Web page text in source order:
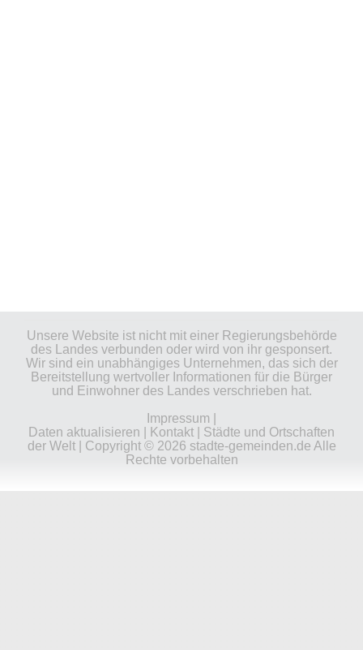
Unsere Website ist nicht mit einer Regierungsbehörde
des Landes verbunden oder wird von ihr gesponsert.
Wir sind ein unabhängiges Unternehmen, das sich der
Bereitstellung wertvoller Informationen für die Bürger
und Einwohner des Landes verschrieben hat.
Impressum
Daten aktualisieren
Kontakt
Städte und Ortschaften
der Welt| Copyright © 2026 stadte-gemeinden.de Alle
Rechte vorbehalten